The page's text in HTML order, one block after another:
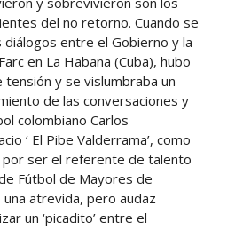
del no retorno. Cuando se
diálogos entre el Gobierno y la
en La Habana (Cuba), hubo
y se vislumbraba un
de las conversaciones y
colombiano Carlos
‘ El Pibe Valderrama’, como
ser el referente de talento
Fútbol de Mayores de
una atrevida, pero audaz
un ‘picadito’ entre el